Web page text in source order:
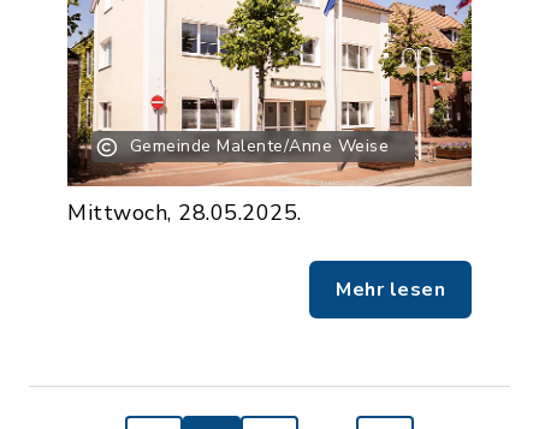
Gemeinde Malente/Anne Weise
Mittwoch, 28.05.2025.
Mehr lesen